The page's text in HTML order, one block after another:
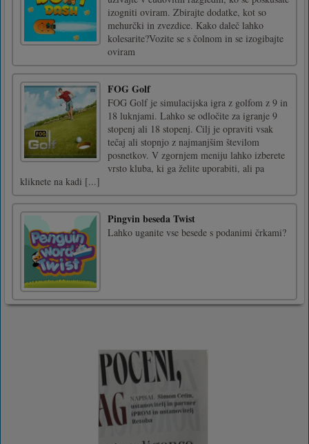
izogniti oviram. Zbirajte dodatke, kot so
mehurčki in zvezdice. Kako daleč lahko
kolesarite?Vozite se s čolnom in se izogibajte
oviram
FOG Golf
FOG Golf je simulacijska igra z golfom z 9 in
18 luknjami. Lahko se odločite za igranje 9
stopenj ali 18 stopenj. Cilj je opraviti vsak
tečaj ali stopnjo z najmanjšim številom
posnetkov. V zgornjem meniju lahko izberete
vrsto kluba, ki ga želite uporabiti, ali pa
kliknete na kadi [...]
Pingvin beseda Twist
Lahko uganite vse besede s podanimi črkami?